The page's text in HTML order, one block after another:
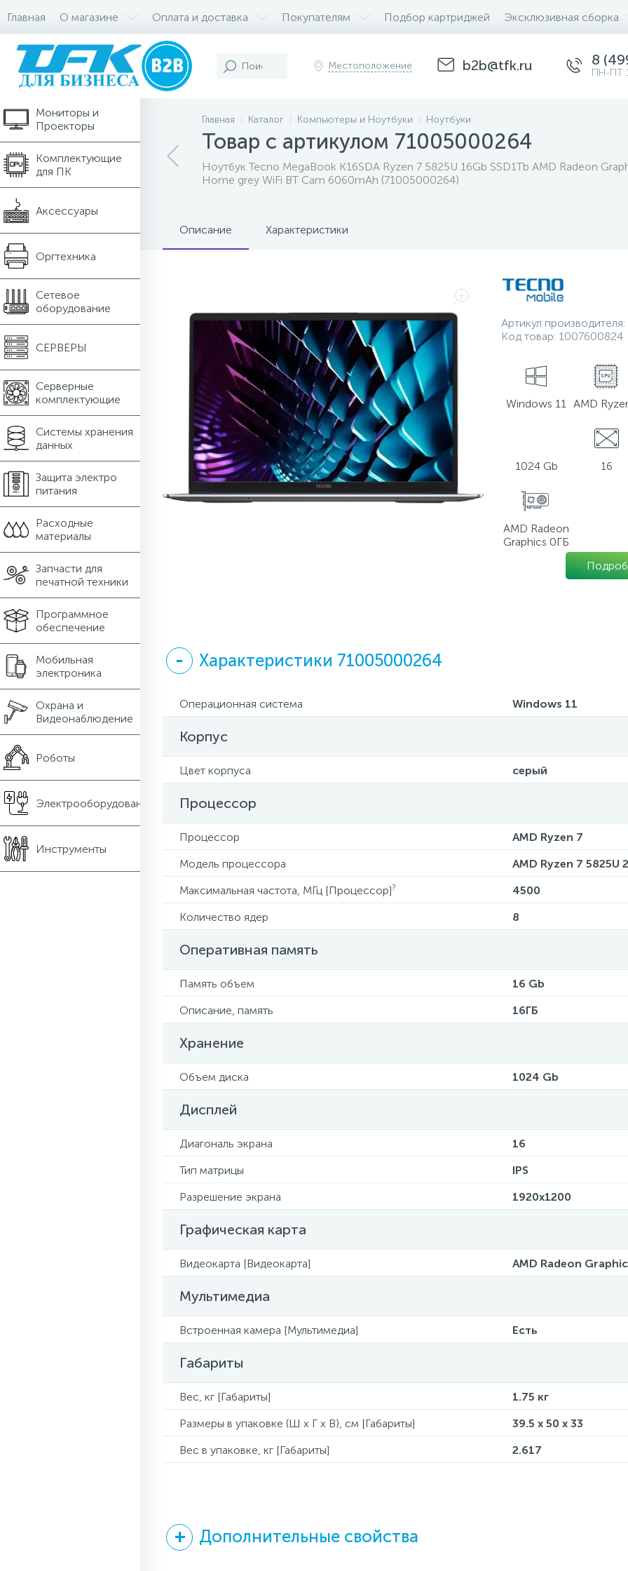
Главная О магазине Оплата и доставка Покупателям Подбор картриджей Эксклюзивная сборка
Местоположение b2b@tfk.ru 8
ПН-ПТ
Компьютеры и
Ноутбуки
Мониторы и
Проекторы
Комплектующие
для ПК
Аксессуары
Оргтехника
Сетевое
оборудование
СЕРВЕРЫ
Серверные
комплектующие
Системы хранения
данных
Защита электро
питания
Расходные
материалы
Запчасти для
печатной техники
Программное
обеспечение
Мобильная
электроника
Охрана и
Видеонаблюдение
Роботы
Электрооборудование
Инструменты
Главная Каталог Компьютеры и Ноутбуки Ноутбуки
Товар с артикулом 71005000264
Ноутбук Tecno MegaBook K16SDA Ryzen 7 5825U 16Gb SSD1Tb AMD Radeon
Home grey WiFi BT Cam 6060mAh (71005000264)
Описание Характеристики
Артикул производителя:
Код товар: 1007600824
Windows 11 AMD
1024 Gb 16
AMD Radeon
Graphics 0ГБ
Характеристики 71005000264
Операционная система Windows 11
Корпус
Цвет корпуса серый
Процессор
Процессор
AMD Ryzen 7
Модель процессора
AMD Ryzen 7 5825U 2
Максимальная частота, МГц [Процессор]?
4500
Количество ядер
8
Оперативная память
Память объем
16 Gb
Описание, память
16ГБ
Хранение
Объем диска 1024 Gb
Дисплей
Диагональ экрана
16
Тип матрицы
IPS
Разрешение экрана
1920x1200
Графическая карта
Видеокарта [Видеокарта] AMD Radeon
Мультимедиа
Встроенная камера [Мультимедиа] Есть
Габариты
Вес, кг [Габариты]
1.75 кг
Размеры в упаковке (Ш x Г x В), см [Габариты]
39.5 x 50 x 33
Вес в упаковке, кг [Габариты]
2.617
Дополнительные свойства